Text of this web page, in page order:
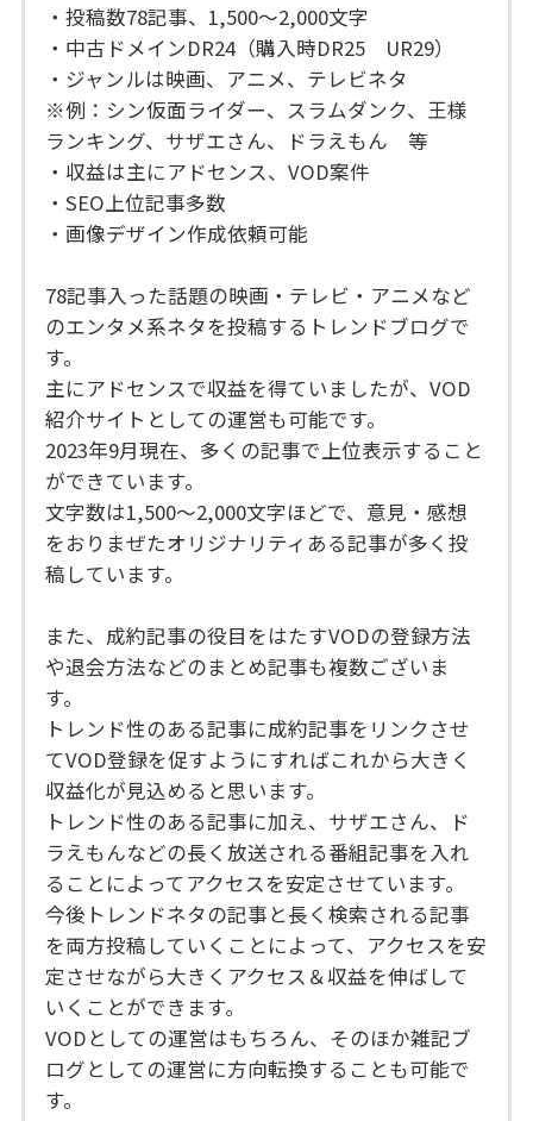
・投稿数78記事、1,500〜2,000文字
・中古ドメインDR24（購入時DR25 UR29）
・ジャンルは映画、アニメ、テレビネタ
※例：シン仮面ライダー、スラムダンク、王様
ランキング、サザエさん、ドラえもん 等
・収益は主にアドセンス、VOD案件
・SEO上位記事多数
・画像デザイン作成依頼可能
78記事入った話題の映画・テレビ・アニメなど
のエンタメ系ネタを投稿するトレンドブログで
す。
主にアドセンスで収益を得ていましたが、VOD
紹介サイトとしての運営も可能です。
2023年9月現在、多くの記事で上位表示すること
ができています。
文字数は1,500〜2,000文字ほどで、意見・感想
をおりまぜたオリジナリティある記事が多く投
稿しています。
また、成約記事の役目をはたすVODの登録方法
や退会方法などのまとめ記事も複数ございま
す。
トレンド性のある記事に成約記事をリンクさせ
てVOD登録を促すようにすればこれから大きく
収益化が見込めると思います。
トレンド性のある記事に加え、サザエさん、ド
ラえもんなどの長く放送される番組記事を入れ
ることによってアクセスを安定させています。
今後トレンドネタの記事と長く検索される記事
を両方投稿していくことによって、アクセスを安
定させながら大きくアクセス＆収益を伸ばして
いくことができます。
VODとしての運営はもちろん、そのほか雑記ブ
ログとしての運営に方向転換することも可能で
す。